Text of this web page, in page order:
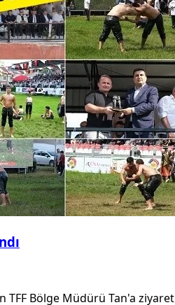
TFF Bölge Müdürü Tan'a ziyaret